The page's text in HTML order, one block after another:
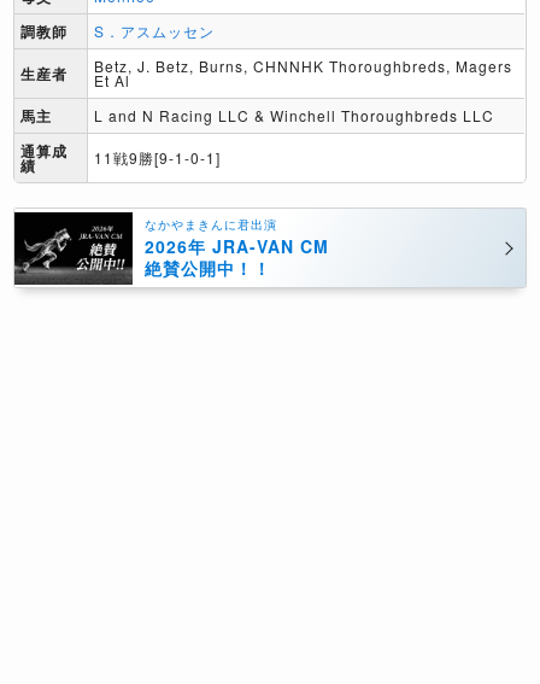
調教師 S．アスムッセン
生産者 Betz, J. Betz, Burns, CHNNHK Thoroughbreds, Magers
Et Al
馬主 L and N Racing LLC & Winchell Thoroughbreds LLC
通算成
績 11戦9勝[9-1-0-1]
なかやまきんに君出演
2026年 JRA-VAN CM
絶賛公開中！！